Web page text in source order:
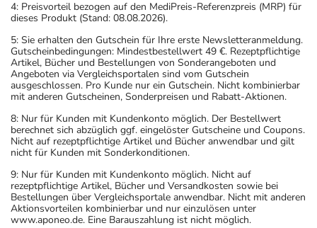
4: Preisvorteil bezogen auf den MediPreis-Referenzpreis (MRP) für
dieses Produkt (Stand: 08.08.2026).
5: Sie erhalten den Gutschein für Ihre erste Newsletteranmeldung.
Gutscheinbedingungen: Mindestbestellwert 49 €. Rezeptpflichtige
Artikel, Bücher und Bestellungen von Sonderangeboten und
Angeboten via Vergleichsportalen sind vom Gutschein
ausgeschlossen. Pro Kunde nur ein Gutschein. Nicht kombinierbar
mit anderen Gutscheinen, Sonderpreisen und Rabatt-Aktionen.
8: Nur für Kunden mit Kundenkonto möglich. Der Bestellwert
berechnet sich abzüglich ggf. eingelöster Gutscheine und Coupons.
Nicht auf rezeptpflichtige Artikel und Bücher anwendbar und gilt
nicht für Kunden mit Sonderkonditionen.
9: Nur für Kunden mit Kundenkonto möglich. Nicht auf
rezeptpflichtige Artikel, Bücher und Versandkosten sowie bei
Bestellungen über Vergleichsportale anwendbar. Nicht mit anderen
Aktionsvorteilen kombinierbar und nur einzulösen unter
www.aponeo.de. Eine Barauszahlung ist nicht möglich.